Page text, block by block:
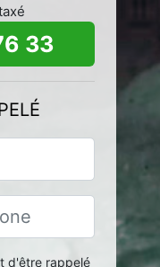
33
d'être rappelé